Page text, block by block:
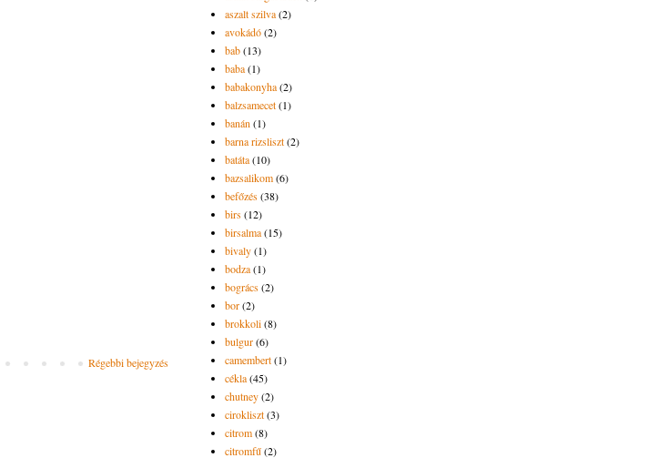
Régebbi bejegyzés
aszalt szilva(2)
avokádó(2)
bab(13)
baba(1)
babakonyha(2)
balzsamecet(1)
banán(1)
barna rizsliszt(2)
batáta(10)
bazsalikom(6)
befőzés(38)
birs(12)
birsalma(15)
bivaly(1)
bodza(1)
bogrács(2)
bor(2)
brokkoli(8)
bulgur(6)
camembert(1)
cékla(45)
chutney(2)
cirokliszt(3)
citrom(8)
citromfű(2)